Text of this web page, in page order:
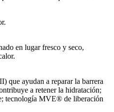
en lugar fresco y seco,
que ayudan a reparar la barrera
a retener la hidratación;
tecnología MVE® de liberación